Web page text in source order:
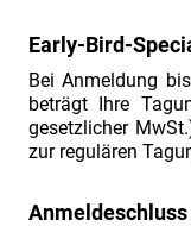
Early-Bird-
Bei Anmeldung
beträgt Ihre
gesetzlicher
zur regulären
Hagel
2019:
&